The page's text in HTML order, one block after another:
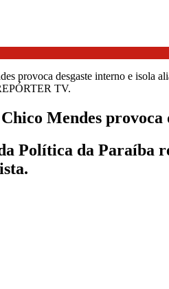
TV.
Mendes provoca
Política da Paraíba